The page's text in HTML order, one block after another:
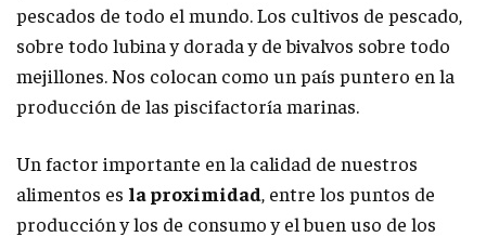
pescados de todo el mundo. Los cultivos de pescado,
sobre todo lubina y dorada y de bivalvos sobre todo
mejillones. Nos colocan como un país puntero en la
producción de las piscifactoría marinas.
Un factor importante en la calidad de nuestros
alimentos es la proximidad, entre los puntos de
producción y los de consumo y el buen uso de los